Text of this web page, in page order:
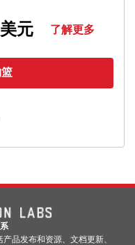
元 了解更多
品发布和资源、文档更新、